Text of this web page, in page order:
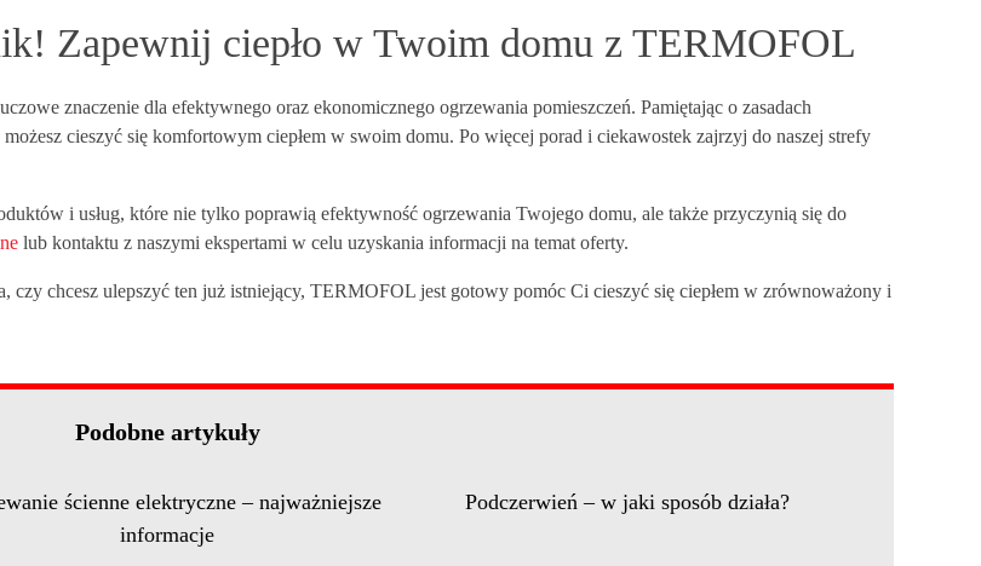
Zapewnij ciepło w Twoim domu z TERMOFOL
znaczenie dla efektywnego oraz ekonomicznego ogrzewania pomieszczeń. Pamiętając o zasadach
cieszyć się komfortowym ciepłem w swoim domu. Po więcej porad i ciekawostek zajrzyj do naszej strefy
i usług, które nie tylko poprawią efektywność ogrzewania Twojego domu, ale także przyczynią się do
lub kontaktu z naszymi ekspertami w celu uzyskania informacji na temat oferty.
czy chcesz ulepszyć ten już istniejący, TERMOFOL jest gotowy pomóc Ci cieszyć się ciepłem w zrównoważony i
Podobne artykuły
ścienne elektryczne – najważniejsze
informacje
Podczerwień – w jaki sposób działa?